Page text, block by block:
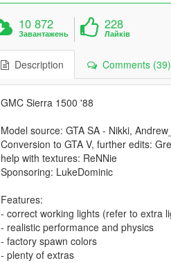
10 872
Завантажень
228
Лайків
Description Comments (39)
GMC Sierra 1500 '88
Model source: GTA SA - Nikki,
Conversion to GTA V, further edits:
help with textures: ReNNie
Sponsoring: LukeDominic
Features:
- correct working lights (refer to extra
- realistic performance and physics
- factory spawn colors
- plenty of extras